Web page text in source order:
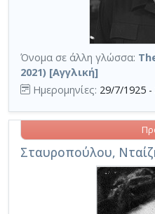
Όνομα σε άλλη γλώσσα:
2021) [Αγγλική]
Ημερομηνίες: 29/7/1925 -
Σταυροπούλου,